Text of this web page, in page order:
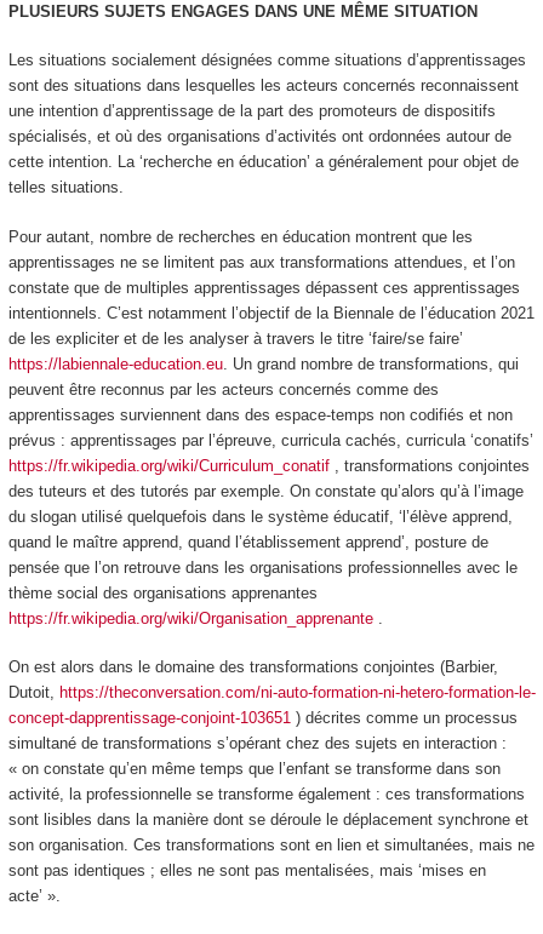
PLUSIEURS SUJETS ENGAGES DANS UNE MÊME SITUATION
Les situations socialement désignées comme situations d’apprentissages
sont des situations dans lesquelles les acteurs concernés reconnaissent
une intention d’apprentissage de la part des promoteurs de dispositifs
spécialisés, et où des organisations d’activités ont ordonnées autour de
cette intention. La ‘recherche en éducation’ a généralement pour objet de
telles situations.
Pour autant, nombre de recherches en éducation montrent que les
apprentissages ne se limitent pas aux transformations attendues, et l’on
constate que de multiples apprentissages dépassent ces apprentissages
intentionnels. C’est notamment l’objectif de la Biennale de l’éducation 2021
de les expliciter et de les analyser à travers le titre ‘faire/se faire’
https://labiennale-education.eu. Un grand nombre de transformations, qui
peuvent être reconnus par les acteurs concernés comme des
apprentissages surviennent dans des espace-temps non codifiés et non
prévus : apprentissages par l’épreuve, curricula cachés, curricula ‘conatifs’
https://fr.wikipedia.org/wiki/Curriculum_conatif, transformations conjointes
des tuteurs et des tutorés par exemple. On constate qu’alors qu’à l’image
du slogan utilisé quelquefois dans le système éducatif, ‘l’élève apprend,
quand le maître apprend, quand l’établissement apprend’, posture de
pensée que l’on retrouve dans les organisations professionnelles avec le
thème social des organisations apprenantes
https://fr.wikipedia.org/wiki/Organisation_apprenante.
On est alors dans le domaine des transformations conjointes (Barbier,
Dutoit, https://theconversation.com/ni-auto-formation-ni-hetero-formation-le-
concept-dapprentissage-conjoint-103651) décrites comme un processus
simultané de transformations s’opérant chez des sujets en interaction :
« on constate qu’en même temps que l’enfant se transforme dans son
activité, la professionnelle se transforme également : ces transformations
sont lisibles dans la manière dont se déroule le déplacement synchrone et
son organisation. Ces transformations sont en lien et simultanées, mais ne
sont pas identiques ; elles ne sont pas mentalisées, mais ‘mises en
acte’ ».